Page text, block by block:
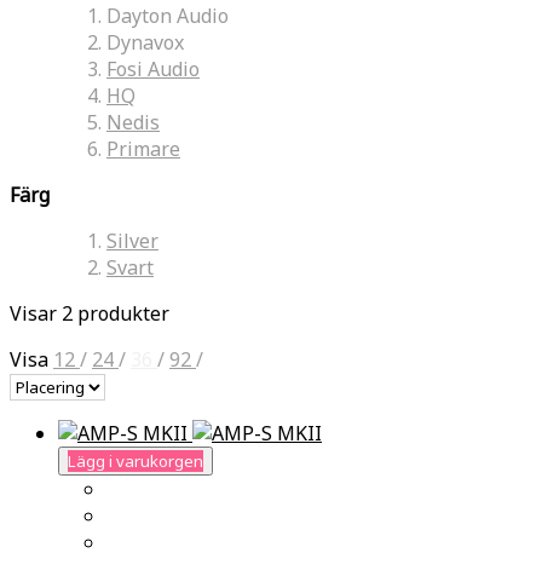
Dayton Audio
Dynavox
Fosi Audio
HQ
Nedis
Primare
Färg
Silver
Svart
Visar 2 produkter
Visa 12/ 24/ /92/
Lägg i varukorgen